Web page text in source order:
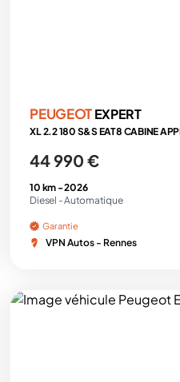
PEUGEOTEXPERT
44 990 €
10 km -2026
Diesel -Automatique
Garantie
VPN Autos - Rennes